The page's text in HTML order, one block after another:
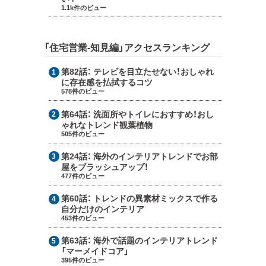
1.1k件のビュー
「住宅営業-知見編」アクセスランキング
第82話： テレビを目立たせない！おしゃれ
に存在感を払拭するコツ
578件のビュー
第64話：洗面所やトイレにおすすめ！おし
ゃれなトレンド観葉植物
505件のビュー
第24話：海外のインテリアトレンドでお部
屋をブラッシュアップ！
477件のビュー
第60話： トレンドの異素材ミックスで作る
自分だけのインテリア
453件のビュー
第63話：海外で話題のインテリアトレンド
「マーメイドコア」
395件のビュー